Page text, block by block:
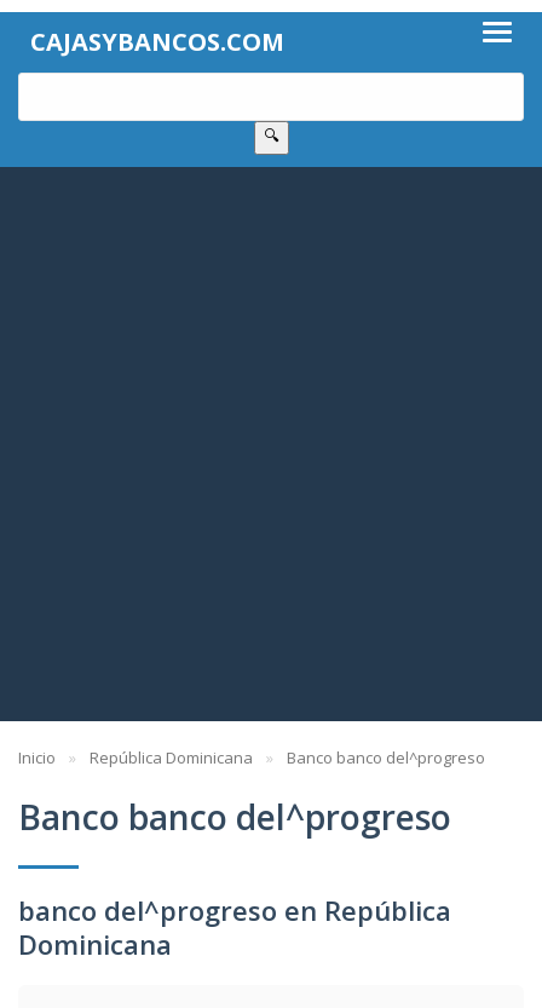
CAJASYBANCOS.COM
🔍
Inicio República Dominicana Banco banco del^progreso
Banco banco del^progreso
banco del^progreso en República
Dominicana